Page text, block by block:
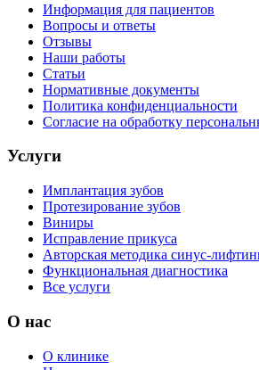
Информация для пациентов
Вопросы и ответы
Отзывы
Наши работы
Статьи
Нормативные документы
Политика конфиденциальности
Согласие на обработку
Услуги
Имплантация зубов
Протезирование зубов
Виниры
Исправление прикуса
Авторская методика синус-
Функциональная диагностика
Все услуги
О нас
О клинике